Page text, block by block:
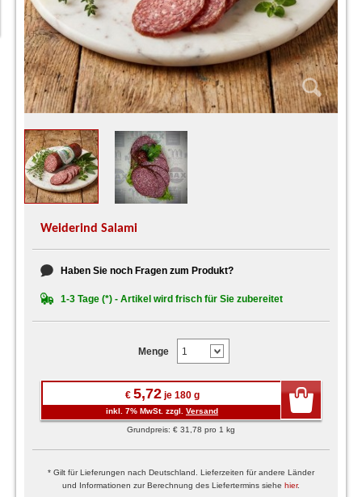
Weiderind Salami
Haben Sie noch Fragen zum Produkt?
1-3 Tage (*) - Artikel wird frisch für Sie zubereitet
Menge
€ 5,72je 180 g
inkl. 7% MwSt. zzgl. Versand
Grundpreis: € 31,78 pro 1 kg
* Gilt für Lieferungen nach Deutschland. Lieferzeiten für andere Länder
und Informationen zur Berechnung des Liefertermins siehe hier.